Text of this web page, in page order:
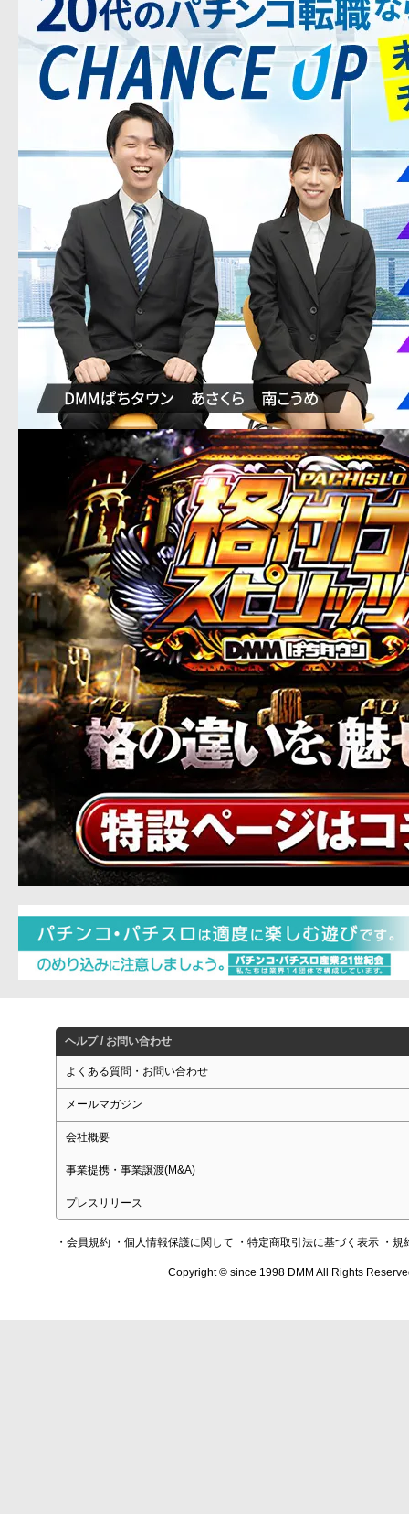
ヘルプ / お問い合わせ
よくある質問・お問い合わせ
メールマガジン
会社概要
事業提携・事業譲渡(M&A)
プレスリリース
・会員規約 ・個人情報保護に関して ・特定商取引法に基づく表示 ・規
Copyright © since 1998 DMM All Rights